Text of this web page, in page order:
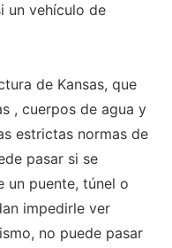
un vehículo de
de Kansas, que
, cuerpos de agua y
estrictas normas de
pasar si se
un puente, túnel o
impedirle ver
no puede pasar